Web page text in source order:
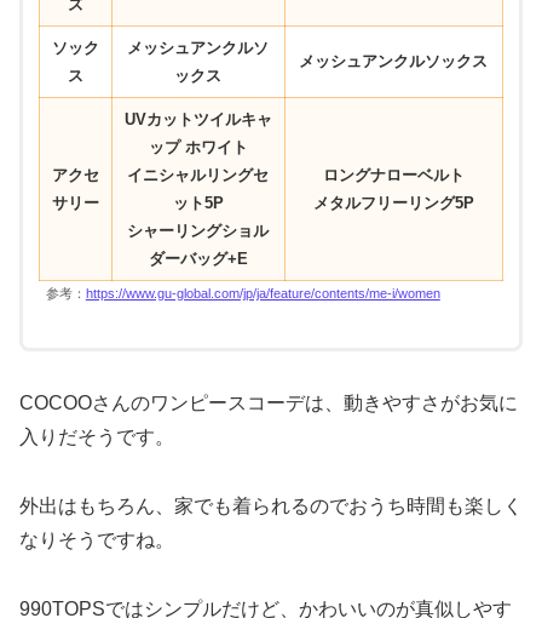
ズ
ソック
ス
メッシュアンクルソ
ックス
メッシュアンクルソックス
アクセ
サリー
UVカットツイルキャ
ップ ホワイト
イニシャルリングセ
ット5P
シャーリングショル
ダーバッグ+E
ロングナローベルト
メタルフリーリング5P
参考： https://www.gu-global.com/jp/ja/feature/contents/me-i/women
COCOOさんのワンピースコーデは、動きやすさがお気に
入りだそうです。
外出はもちろん、家でも着られるのでおうち時間も楽しく
なりそうですね。
990TOPSではシンプルだけど、かわいいのが真似しやす